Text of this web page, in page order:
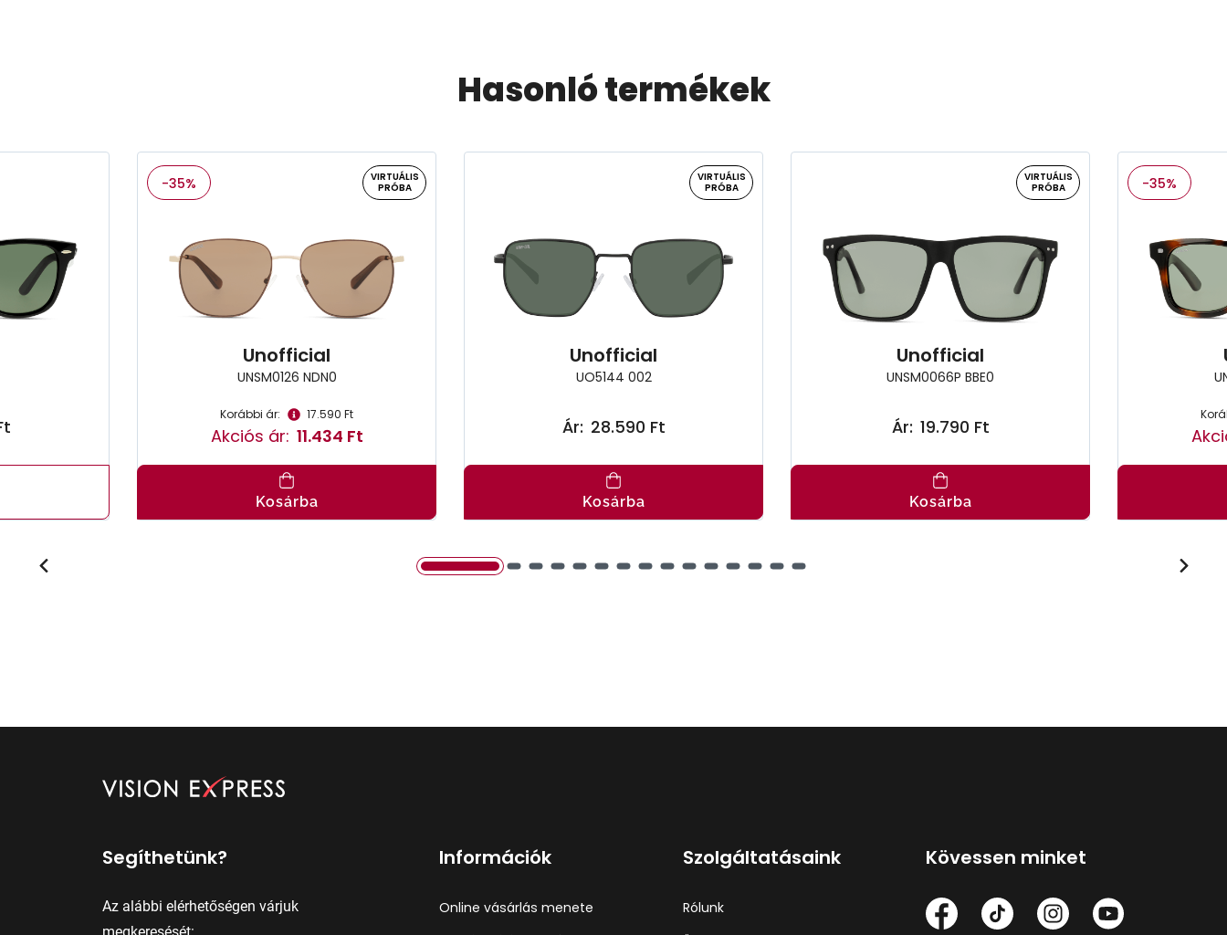
Hasonló termékek
-35%
VIRTUÁLIS
PRÓBA
Unofficial
UNSM0126 NDN0
Korábbi ár: 17.590 Ft
Akciós ár: 11.434 Ft
Kosárba
VIRTUÁLIS
PRÓBA
Unofficial
UO5144 002
Ár: 28.590 Ft
Kosárba
VIRTUÁLIS
PRÓBA
Unofficial
UNSM0066P BBE0
Ár: 19.790 Ft
Kosárba
-35%
Segíthetünk?
Az alábbi elérhetőségen várjuk
Információk
Online vásárlás menete
Szolgáltatásaink
Rólunk
Kövessen minket